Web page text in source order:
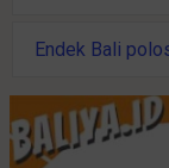
Endek Bali